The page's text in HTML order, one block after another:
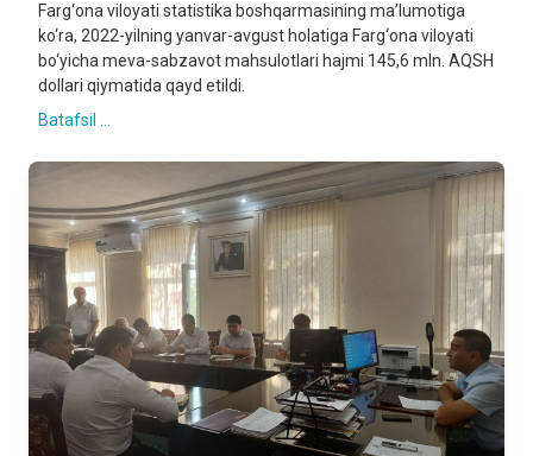
Farg‘ona viloyati statistika boshqarmasining ma’lumotiga
ko‘ra, 2022-yilning yanvar-avgust holatiga Farg‘ona viloyati
bo‘yicha meva-sabzavot mahsulotlari hajmi 145,6 mln. AQSH
dollari qiymatida qayd etildi.
Batafsil ...